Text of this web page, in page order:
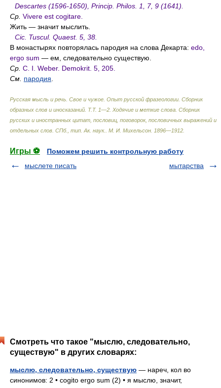
Descartes (1596-1650), Princip. Philos. 1, 7, 9 (1641).
Ср. Vivere est cogitare.
Жить — значит мыслить.
Cic. Tuscul. Quaest. 5, 38.
В монастырях повторялась пародия на слова Декарта: edo,
ergo sum — ем, следовательно существую.
Ср. C. I. Weber. Demokrit. 5, 205.
См. пародия
Русская мысль и речь. Свое и чужое. Опыт русской фразеологии. Сборник
образных слов и иносказаний. Т.Т. 1—2. Ходячие и меткие слова. Сборник
русских и иностранных цитат, пословиц, поговорок, пословичных выражений и
отдельных слов. СПб., тип. Ак. наук.
М. И. Михельсон 1896—1912
Игры ⚽
Поможем решить контрольную работу
мыслете писать
мытарства
Смотреть что такое "мыслю, следовательно,
существую" в других словарях:
мыслю, следовательно, существую — нареч, кол во
синонимов: 2 • cogito ergo sum (2) • я мыслю, значит,